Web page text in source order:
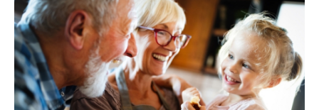
Presse
Über Uns
Inhalte in Gebärdensprache (DGS)